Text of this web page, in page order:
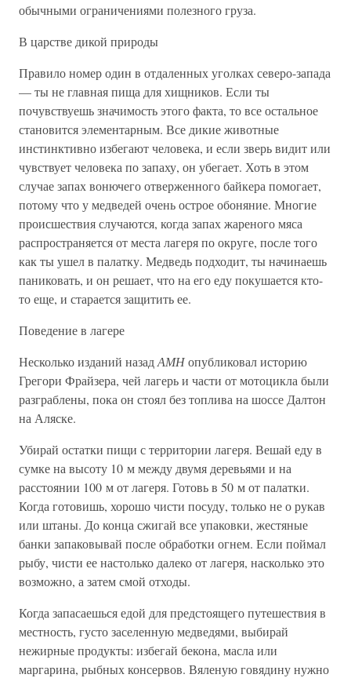
обычными ограничениями полезного груза.
В царстве дикой природы
Правило номер один в отдаленных уголках северо-запада
— ты не главная пища для хищников. Если ты
почувствуешь значимость этого факта, то все остальное
становится элементарным. Все дикие животные
инстинктивно избегают человека, и если зверь видит или
чувствует человека по запаху, он убегает. Хоть в этом
случае запах вонючего отверженного байкера помогает,
потому что у медведей очень острое обоняние. Многие
происшествия случаются, когда запах жареного мяса
распространяется от места лагеря по округе, после того
как ты ушел в палатку. Медведь подходит, ты начинаешь
паниковать, и он решает, что на его еду покушается кто-
то еще, и старается защитить ее.
Поведение в лагере
Несколько изданий назадАМНопубликовал историю
Грегори Фрайзера, чей лагерь и части от мотоцикла были
разграблены, пока он стоял без топлива на шоссе Далтон
на Аляске.
Убирай остатки пищи с территории лагеря. Вешай еду в
сумке на высоту 10 м между двумя деревьями и на
расстоянии 100 м от лагеря. Готовь в 50 м от палатки.
Когда готовишь, хорошо чисти посуду, только не о рукав
или штаны. До конца сжигай все упаковки, жестяные
банки запаковывай после обработки огнем. Если поймал
рыбу, чисти ее настолько далеко от лагеря, насколько это
возможно, а затем смой отходы.
Когда запасаешься едой для предстоящего путешествия в
местность, густо заселенную медведями, выбирай
нежирные продукты: избегай бекона, масла или
маргарина, рыбных консервов. Вяленую говядину нужно